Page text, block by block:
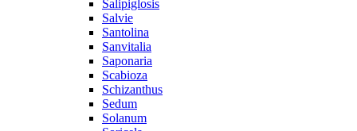
Salipiglosis
Salvie
Santolina
Sanvitalia
Saponaria
Scabioza
Schizanthus
Sedum
Solanum